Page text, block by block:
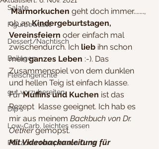
Salate
Figurbewusst
Dessert/Nachtisch
Beilagen
Fleischgerichte
gut vorzubereiten
Dip´s
Low-Carb, leichtes essen
Plätzchenrezepte von Oma
Marmorkuchen geht doch immer.......,
ob an Kindergeburtstagen,
Vereinsfeiern oder einfach mal
zwischendurch. Ich lieb ihn schon
mein ganzes Leben :-). Das
Zusammenspiel von dem dunklen
und hellen Teig ist einfach klasse.
Für Muffins und Kuchen ist das
Rezept  klasse geeignet. Ich hab es
mir aus meinem Backbuch von Dr.
Oetker gemopst.
Mit Videobackanleitung für